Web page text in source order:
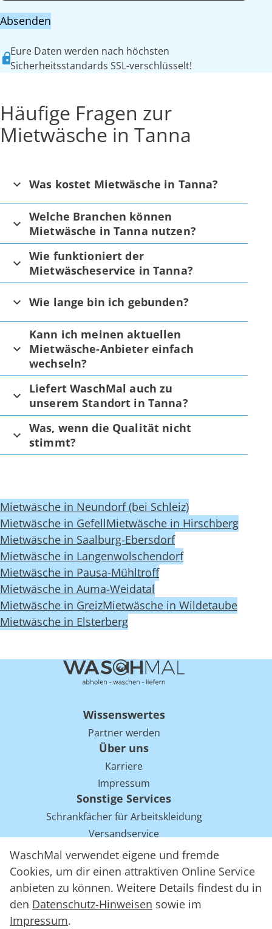
WaschMal verwendet eigene und fremde
Cookies, um dir einen attraktiven Online Service
anbieten zu können. Weitere Details findest du in
den Datenschutz-Hinweisen sowie im
Impressum.
Absenden
Eure Daten werden nach höchsten
Sicherheitsstandards SSL-verschlüsselt!
Häufige Fragen zur
Mietwäsche in Tanna
Was kostet Mietwäsche in Tanna?
Welche Branchen können
Mietwäsche in Tanna nutzen?
Wie funktioniert der
Mietwäscheservice in Tanna?
Wie lange bin ich gebunden?
Kann ich meinen aktuellen
Mietwäsche-Anbieter einfach
wechseln?
Liefert WaschMal auch zu
unserem Standort in Tanna?
Was, wenn die Qualität nicht
stimmt?
Mietwäsche in Neundorf (bei Schleiz)
Mietwäsche in GefellMietwäsche in Hirschberg
Mietwäsche in Saalburg-Ebersdorf
Mietwäsche in Langenwolschendorf
Mietwäsche in Pausa-Mühltroff
Mietwäsche in Auma-Weidatal
Mietwäsche in GreizMietwäsche in Wildetaube
Mietwäsche in Elsterberg
Wissenswertes
Partner werden
Über uns
Karriere
Impressum
Sonstige Services
Schrankfächer für Arbeitskleidung
Versandservice
Einsparpotentiale für Mietwäsche bei Arbeitskleidung
Arbeitskleidung Tracking mit RFID
WaschMal GmbH 2016 – 2026